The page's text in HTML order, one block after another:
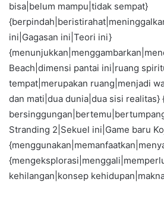
bisa|belum mampu|tidak sempat}
ini|Gagasan ini|Teori ini}
Beach|dimensi pantai ini|ruang
tempat|merupakan ruang|menjadi
dan mati|dua dunia|dua sisi realitas}
Stranding 2|Sekuel ini|Game baru
kehilangan|konsep